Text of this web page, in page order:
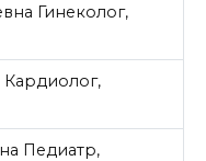
Гинеколог,
Кардиолог,
Педиатр,